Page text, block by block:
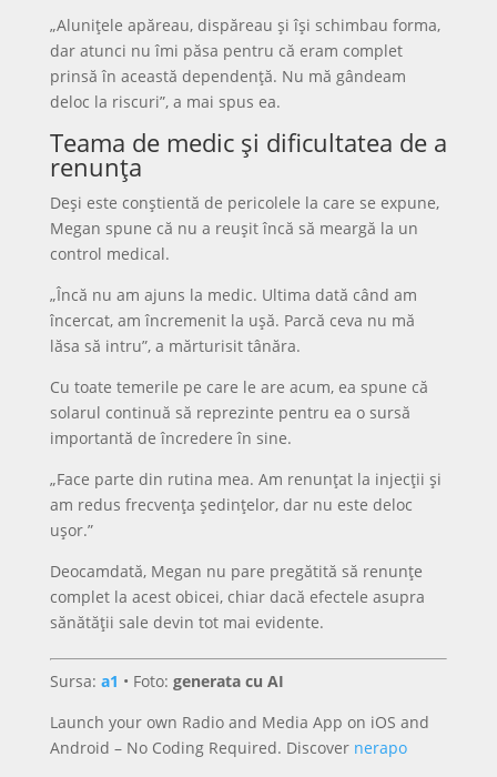
„Alunițele apăreau, dispăreau și își schimbau forma,
dar atunci nu îmi păsa pentru că eram complet
prinsă în această dependență. Nu mă gândeam
deloc la riscuri”, a mai spus ea.
Teama de medic și dificultatea de a
renunța
Deși este conștientă de pericolele la care se expune,
Megan spune că nu a reușit încă să meargă la un
control medical.
„Încă nu am ajuns la medic. Ultima dată când am
încercat, am încremenit la ușă. Parcă ceva nu mă
lăsa să intru”, a mărturisit tânăra.
Cu toate temerile pe care le are acum, ea spune că
solarul continuă să reprezinte pentru ea o sursă
importantă de încredere în sine.
„Face parte din rutina mea. Am renunțat la injecții și
am redus frecvența ședințelor, dar nu este deloc
ușor.”
Deocamdată, Megan nu pare pregătită să renunțe
complet la acest obicei, chiar dacă efectele asupra
sănătății sale devin tot mai evidente.
Sursa: a1 • Foto: generata cu AI
Launch your own Radio and Media App on iOS and
Android – No Coding Required. Discover nerapo